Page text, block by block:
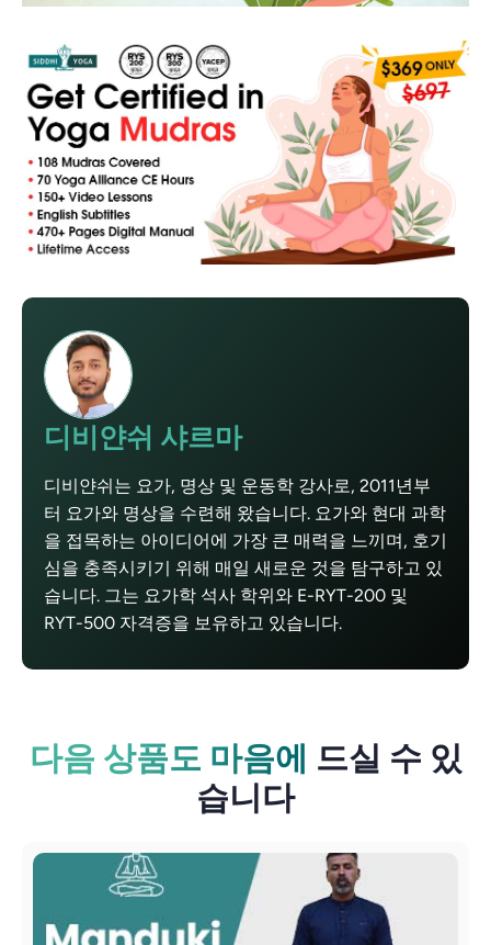
디비얀쉬 샤르마
디비얀쉬는 요가, 명상 및 운동학 강사로, 2011년부
터 요가와 명상을 수련해 왔습니다. 요가와 현대 과학
을 접목하는 아이디어에 가장 큰 매력을 느끼며, 호기
심을 충족시키기 위해 매일 새로운 것을 탐구하고 있
습니다. 그는 요가학 석사 학위와 E-RYT-200 및
RYT-500 자격증을 보유하고 있습니다.
다음 상품도 마음에 드실 수 있
습니다